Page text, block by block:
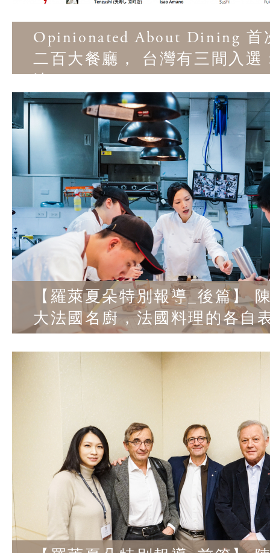
Opinionated About Dining 首
二百大餐廳， 台灣有三間入選
【羅萊夏朵特別報導_後篇】
大法國名廚，法國料理的各自